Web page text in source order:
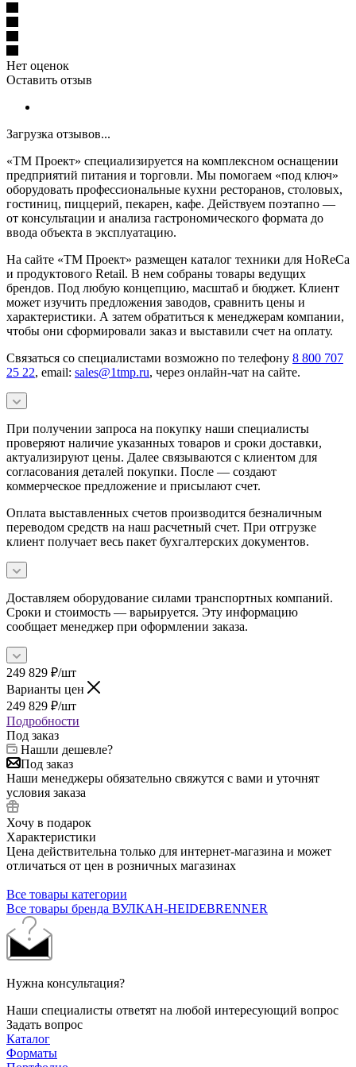
Нет оценок
Оставить отзыв
Загрузка отзывов...
«ТМ Проект» специализируется на комплексном оснащении
предприятий питания и торговли. Мы помогаем «под ключ»
оборудовать профессиональные кухни ресторанов, столовых,
гостиниц, пиццерий, пекарен, кафе. Действуем поэтапно —
от консультации и анализа гастрономического формата до
ввода объекта в эксплуатацию.
На сайте «ТМ Проект» размещен каталог техники для HoReCa
и продуктового Retail. В нем собраны товары ведущих
брендов. Под любую концепцию, масштаб и бюджет. Клиент
может изучить предложения заводов, сравнить цены и
характеристики. А затем обратиться к менеджерам компании,
чтобы они сформировали заказ и выставили счет на оплату.
Связаться со специалистами возможно по телефону 8 800 707
25 22, email: sales@1tmp.ru, через онлайн-чат на сайте.
При получении запроса на покупку наши специалисты
проверяют наличие указанных товаров и сроки доставки,
актуализируют цены. Далее связываются с клиентом для
согласования деталей покупки. После — создают
коммерческое предложение и присылают счет.
Оплата выставленных счетов производится безналичным
переводом средств на наш расчетный счет. При отгрузке
клиент получает весь пакет бухгалтерских документов.
Доставляем оборудование силами транспортных компаний.
Сроки и стоимость — варьируется. Эту информацию
сообщает менеджер при оформлении заказа.
249 829 ₽/шт
Варианты цен
249 829 ₽/шт
Подробности
Под заказ
Нашли дешевле?
Под заказ
Наши менеджеры обязательно свяжутся с вами и уточнят
условия заказа
Хочу в подарок
Характеристики
Цена действительна только для интернет-магазина и может
отличаться от цен в розничных магазинах
Все товары категории
Все товары бренда ВУЛКАН-HEIDEBRENNER
Нужна консультация?
Наши специалисты ответят на любой интересующий вопрос
Задать вопрос
Каталог
Форматы